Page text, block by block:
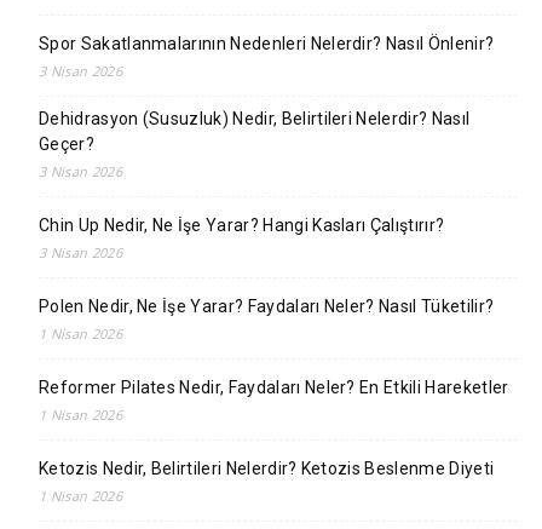
Spor Sakatlanmalarının Nedenleri Nelerdir? Nasıl Önlenir?
3 Nisan 2026
Dehidrasyon (Susuzluk) Nedir, Belirtileri Nelerdir? Nasıl
Geçer?
3 Nisan 2026
Chin Up Nedir, Ne İşe Yarar? Hangi Kasları Çalıştırır?
3 Nisan 2026
Polen Nedir, Ne İşe Yarar? Faydaları Neler? Nasıl Tüketilir?
1 Nisan 2026
Reformer Pilates Nedir, Faydaları Neler? En Etkili Hareketler
1 Nisan 2026
Ketozis Nedir, Belirtileri Nelerdir? Ketozis Beslenme Diyeti
1 Nisan 2026